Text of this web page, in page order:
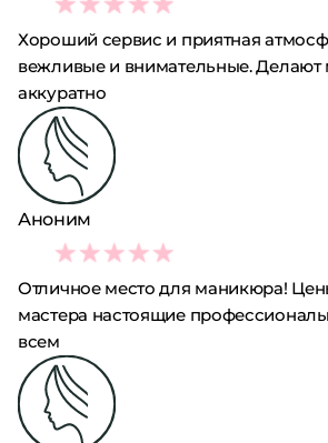
5
Хороший сервис и приятная
вежливые и внимательные.
аккуратно
Аноним
5
Отличное место для маникюра!
мастера настоящие
всем